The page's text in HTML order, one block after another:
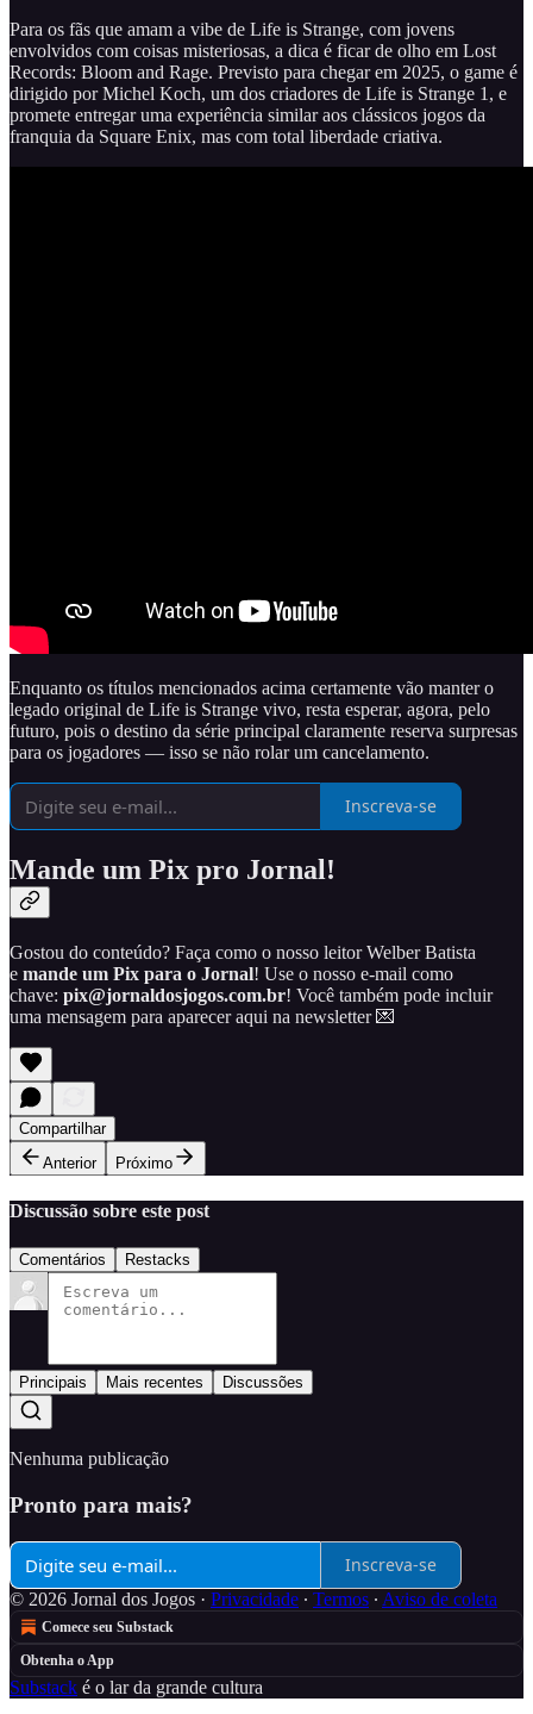
Para os fãs que amam a vibe de Life is Strange, com jovens
envolvidos com coisas misteriosas, a dica é ficar de olho em Lost
Records: Bloom and Rage. Previsto para chegar em 2025, o game é
dirigido por Michel Koch, um dos criadores de Life is Strange 1, e
promete entregar uma experiência similar aos clássicos jogos da
franquia da Square Enix, mas com total liberdade criativa.
Enquanto os títulos mencionados acima certamente vão manter o
legado original de Life is Strange vivo, resta esperar, agora, pelo
futuro, pois o destino da série principal claramente reserva surpresas
para os jogadores — isso se não rolar um cancelamento.
Inscreva-se
Mande um Pix pro Jornal!
Gostou do conteúdo? Faça como o nosso leitor Welber Batista
e mande um Pix para o Jornal! Use o nosso e-mail como
chave: pix@jornaldosjogos.com.br! Você também pode incluir
uma mensagem para aparecer aqui na newsletter 💌
Compartilhar
Anterior
Próximo
Discussão sobre este post
Comentários Restacks
Principais Mais recentes Discussões
Nenhuma publicação
Pronto para mais?
Inscreva-se
© 2026 Jornal dos Jogos · Privacidade ∙ Termos ∙ Aviso de coleta
Comece seu Substack
Obtenha o App
Substack é o lar da grande cultura